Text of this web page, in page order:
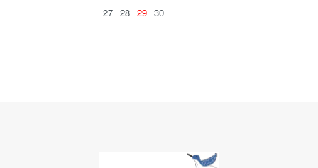
27 28 29 30